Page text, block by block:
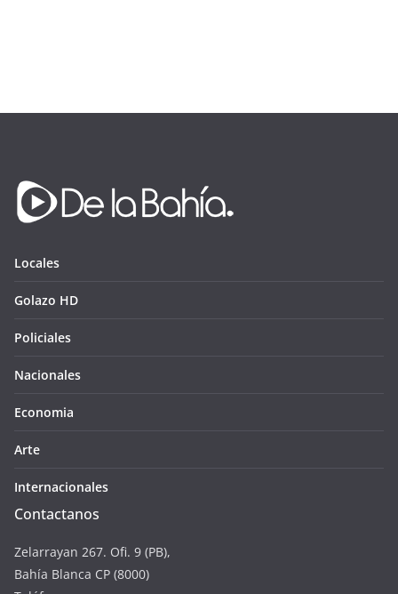
Locales
Golazo HD
Policiales
Nacionales
Economia
Arte
Internacionales
Contactanos
Zelarrayan 267. Ofi. 9 (PB),
Bahía Blanca CP (8000)